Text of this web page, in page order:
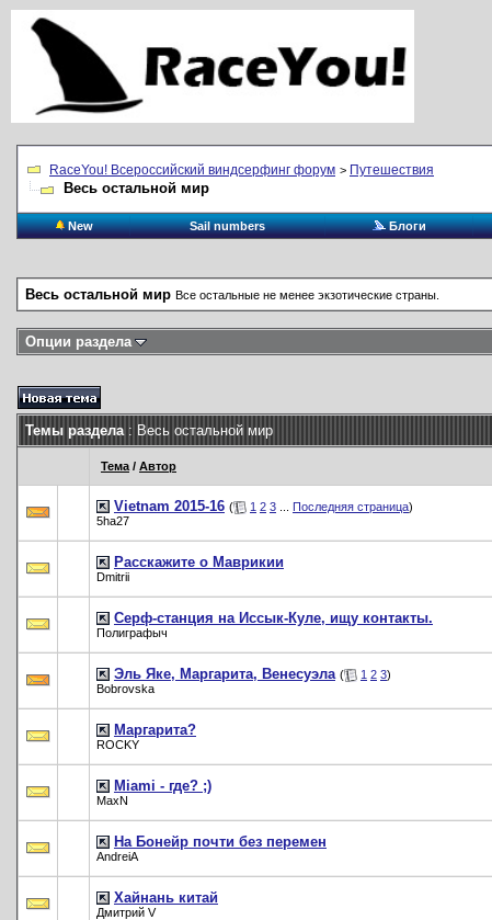
RaceYou! Всероссийский виндсерфинг форум > Путешествия
Весь остальной мир
New Sail numbers Блоги
Весь остальной мир Все остальные не менее экзотические страны.
Опции раздела
Темы раздела: Весь остальной мир
Тема / Автор
Vietnam 2015-16 ( 1 2 3 Последняя страница)
5ha27
Расскажите о Маврикии
Dmitrii
Серф-станция на Иссык-Куле, ищу контакты.
Полиграфыч
Эль Яке, Маргарита, Венесуэла ( 1 2 3)
Bobrovska
Маргарита?
ROCKY
Miami - где? ;)
MaxN
На Бонейр почти без перемен
AndreiA
Хайнань китай
Дмитрий V